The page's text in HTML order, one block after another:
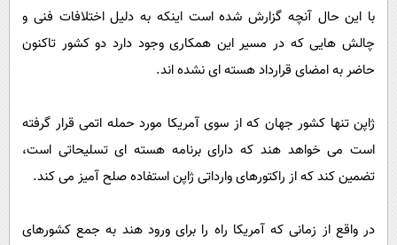
سلامت
فرهنگی
اجتماعی
حیات وحش
سیاست خارجی
با این حال آنچه گزارش شده است اینکه به دلیل اختلافات فنی و
چالش هایی که در مسیر این همکاری وجود دارد دو کشور تاکنون
حاضر به امضای قرارداد هسته ای نشده اند.
ژاپن تنها کشور جهان که از سوی آمریکا مورد حمله اتمی قرار گرفته
است می خواهد هند که دارای برنامه هسته ای تسلیحاتی است،
تضمین کند که از راکتورهای وارداتی ژاپن استفاده صلح آمیز می کند.
در واقع از زمانی که آمریکا راه را برای ورود هند به جمع کشورهای